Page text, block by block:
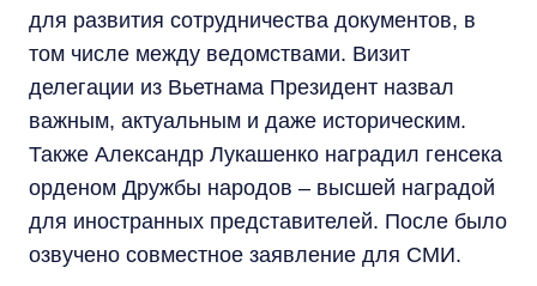
для развития сотрудничества документов, в
том числе между ведомствами. Визит
делегации из Вьетнама Президент назвал
важным, актуальным и даже историческим.
Также Александр Лукашенко наградил генсека
орденом Дружбы народов – высшей наградой
для иностранных представителей. После было
озвучено совместное заявление для СМИ.